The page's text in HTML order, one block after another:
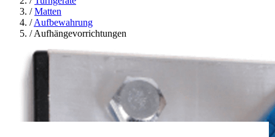
/ Matten
/ Aufbewahrung
/ Aufhängevorrichtungen